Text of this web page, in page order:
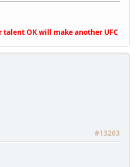
OK will make another UFC
#13263